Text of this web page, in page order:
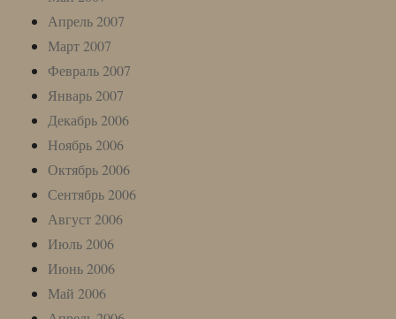
Апрель 2007
Март 2007
Февраль 2007
Январь 2007
Декабрь 2006
Ноябрь 2006
Октябрь 2006
Сентябрь 2006
Август 2006
Июль 2006
Июнь 2006
Май 2006